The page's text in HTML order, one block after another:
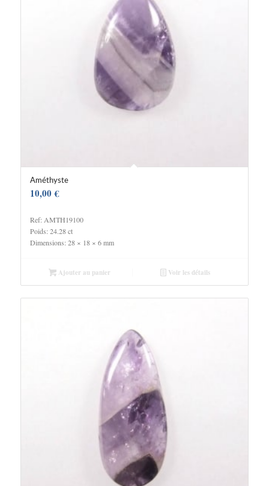
Améthyste
10,00€
Ref: AMTH19100
Poids: 24.28 ct
Dimensions: 28 × 18 × 6 mm
Ajouter au panier Voir les détails